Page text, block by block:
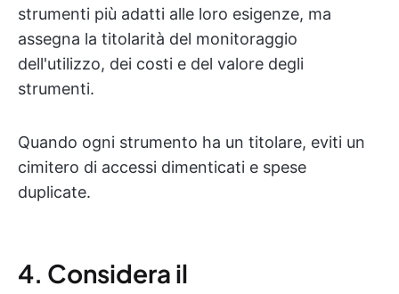
strumenti più adatti alle loro esigenze, ma
assegna la titolarità del monitoraggio
dell'utilizzo, dei costi e del valore degli
strumenti.
Quando ogni strumento ha un titolare, eviti un
cimitero di accessi dimenticati e spese
duplicate.
4. Considera il